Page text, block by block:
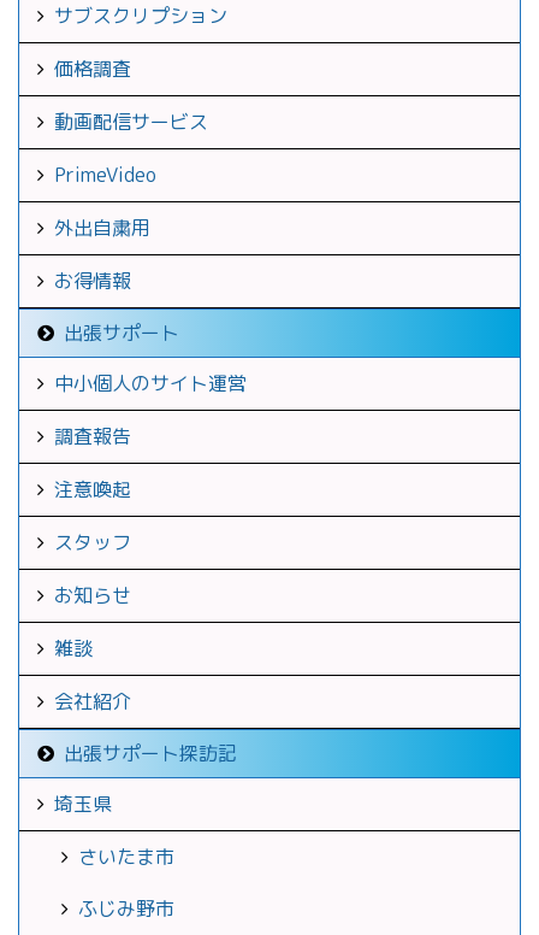
サブスクリプション
価格調査
動画配信サービス
PrimeVideo
外出自粛用
お得情報
出張サポート
中小個人のサイト運営
調査報告
注意喚起
スタッフ
お知らせ
雑談
会社紹介
出張サポート探訪記
埼玉県
さいたま市
ふじみ野市